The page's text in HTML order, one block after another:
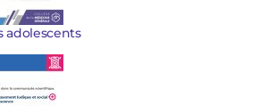
adolescents